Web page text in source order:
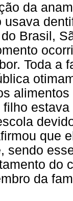
da
usava
Brasil,
Toda a
que
sendo
do
da